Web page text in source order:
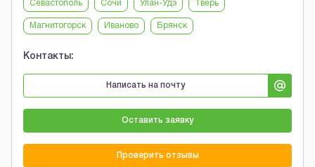
Севастополь Сочи Улан-Удэ Тверь
Магнитогорск Иваново Брянск
Контакты:
Написать на почту
Оставить заявку
Проверить отзывы